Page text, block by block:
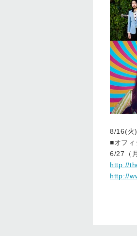
8/16(火
■オフィ
6/27（
http://
http://